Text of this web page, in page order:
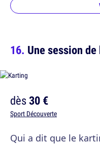
Une session
dès30 €
Sport Découverte
Qui a dit que le